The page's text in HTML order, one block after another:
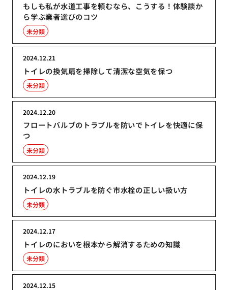
もしも私が水道工事を頼むなら、こうする！体験談か
ら学ぶ業者選びのコツ
未分類
トイレの換気扇を掃除して清潔な空気を保つ
2024.12.21
未分類
フロートバルブのトラブルを防いでトイレを快適に保
つ
2024.12.20
未分類
トイレの水トラブルを防ぐ市水栓の正しい扱い方
2024.12.19
未分類
トイレのにおいを根本から解消するための知識
2024.12.17
未分類
2024.12.15